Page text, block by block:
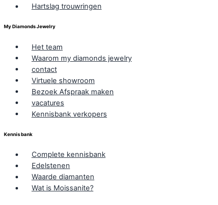
Hartslag trouwringen
My Diamonds Jewelry
Het team
Waarom my diamonds jewelry
contact
Virtuele showroom
Bezoek Afspraak maken
vacatures
Kennisbank verkopers
Kennis bank
Complete kennisbank
Edelstenen
Waarde diamanten
Wat is Moissanite?